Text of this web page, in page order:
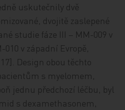
uskutečnily dvě
dvojitě zaslepené
studie fáze III – MM-009 v
v západní Evropě,
Design obou těchto
s myelomem,
jednu předchozí léčbu, byl
s dexamethasonem,